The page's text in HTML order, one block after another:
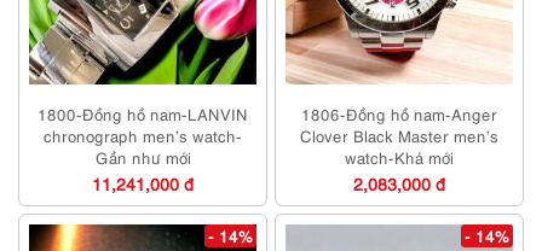
1800-Đồng hồ nam-LANVIN
chronograph men’s watch-
Gần như mới
11,241,000 đ
1806-Đồng hồ nam-Anger
Clover Black Master men’s
watch-Khá mới
2,083,000 đ
- 14% - 14%